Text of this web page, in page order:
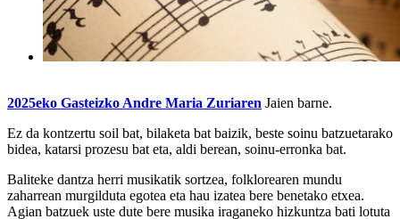
2025eko Gasteizko Andre Maria Zuriaren Jaien barne.
Ez da kontzertu soil bat, bilaketa bat baizik, beste soinu batzuetarako
bidea, katarsi prozesu bat eta, aldi berean, soinu-erronka bat.
Baliteke dantza herri musikatik sortzea, folklorearen mundu
zaharrean murgilduta egotea eta hau izatea bere benetako etxea.
Agian batzuek uste dute bere musika iraganeko hizkuntza bati lotuta